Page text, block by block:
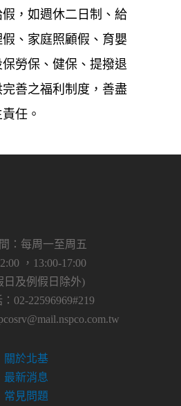
，如週休二日制、給
、家庭照顧假、育嬰
勞保、健保、提撥退
善之福利制度，善盡
任。
：每周一至周五
，13:00-17:00
日及例假日除外)
02-22596969#219
關於北基
最新消息
常見問題